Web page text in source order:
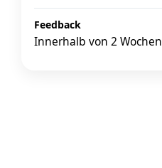
Feedback
Innerhalb von 2 Wochen